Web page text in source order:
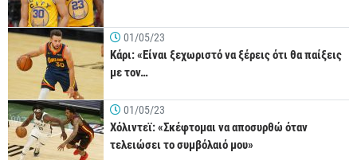
01/05/23
Κάρι: «Είναι ξεχωριστό να ξέρεις ότι θα παίξεις
με τον…
01/05/23
Χόλιντεϊ: «Σκέφτομαι να αποσυρθώ όταν
τελειώσει το συμβόλαιό μου»